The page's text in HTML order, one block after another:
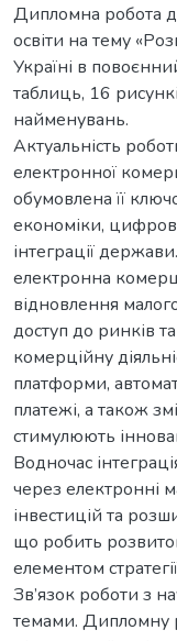
Дипломна робота
освіти на тему
Україні в
таблиць, 16
найменувань.
Актуальність
електронної
обумовлена її
економіки,
інтеграції
електронна
відновлення
доступ до ринків
комерційну
платформи,
платежі, а також
стимулюють
Водночас
через електронні
інвестицій та
що робить
елементом
Зв’язок роботи з
темами. Дипломну